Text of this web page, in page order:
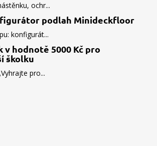
ochr...
podlah Minideckfloor
konfigurát...
v hodnotě 5000 Kč pro
školku
pro...